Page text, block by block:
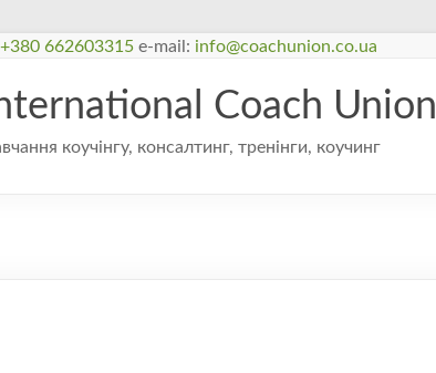
+380 662603315 e-mail: info@coachunion.co.ua
Coach Union
коучінгу, консалтинг, тренінги, коучинг